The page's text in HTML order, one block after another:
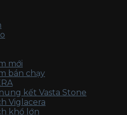
mới
bán chạy
kết Vasta Stone
Viglacera
khổ lớn